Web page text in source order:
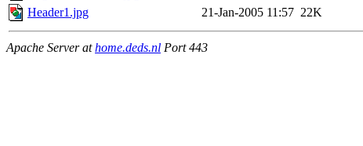
Header1.jpg
21-Jan-2005 11:57 22K
Apache Server athome.deds.nl Port 443